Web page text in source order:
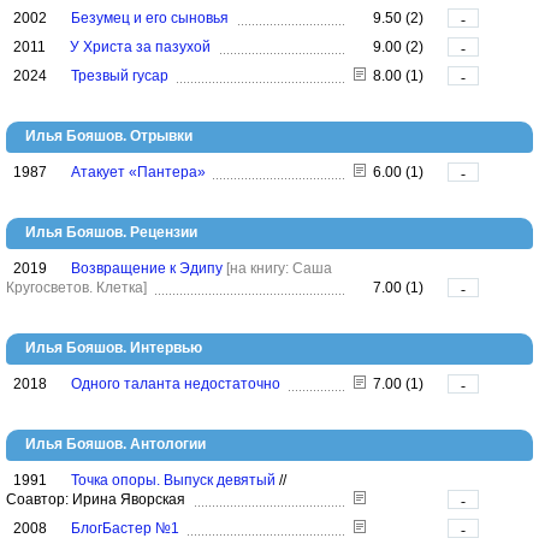
2002
Безумец и его сыновья 9.50 (2)
-
2011
У Христа за пазухой 9.00 (2)
-
2024
Трезвый гусар 8.00 (1) -
Илья Бояшов. Отрывки
1987 Атакует «Пантера» 6.00 (1) -
Илья Бояшов. Рецензии
2019 Возвращение к Эдипу [на книгу: Саша
Кругосветов. Клетка]
7.00 (1) -
Илья Бояшов. Интервью
2018 Одного таланта недостаточно 7.00 (1) -
Илья Бояшов. Антологии
1991 Точка опоры. Выпуск девятый //
Соавтор: Ирина Яворская
-
2008
БлогБастер №1 -